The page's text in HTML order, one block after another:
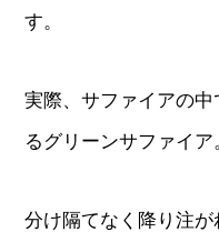
す。
実際、サファイアの
るグリーンサファイア
分け隔てなく降り注